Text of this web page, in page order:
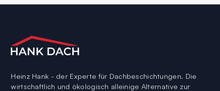
Heinz Hank - der Experte für Dachbeschichtungen. Die
wirtschaftlich und ökologisch alleinige Alternative zur